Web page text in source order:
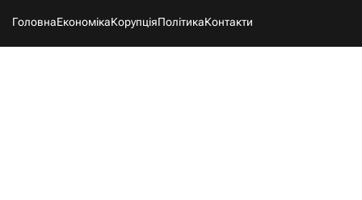
ГоловнаЕкономікаКорупціяПолітикаКонтакти